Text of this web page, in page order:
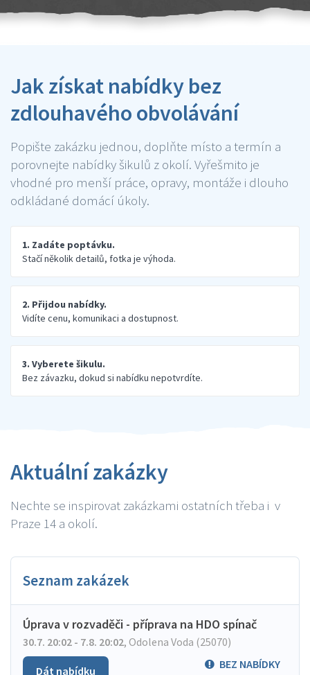
Jak získat nabídky bez
zdlouhavého obvolávání
Popište zakázku jednou, doplňte místo a termín a
porovnejte nabídky šikulů z okolí. Vyřešmito je
vhodné pro menší práce, opravy, montáže i dlouho
odkládané domácí úkoly.
1. Zadáte poptávku.
Stačí několik detailů, fotka je výhoda.
2. Přijdou nabídky.
Vidíte cenu, komunikaci a dostupnost.
3. Vyberete šikulu.
Bez závazku, dokud si nabídku nepotvrdíte.
Aktuální zakázky
Nechte se inspirovat zakázkami ostatních třeba i v
Praze 14 a okolí.
Seznam zakázek
Úprava v rozvaděči - příprava na HDO spínač
30.7. 20:02 - 7.8. 20:02, Odolena Voda (25070)
BEZ NABÍDKY
Dát nabídku